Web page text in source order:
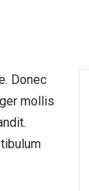
Donec
mollis